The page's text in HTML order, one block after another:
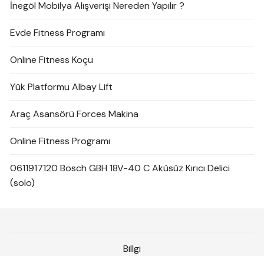
İnegöl Mobilya Alışverişi Nereden Yapılır ?
Evde Fitness Programı
Online Fitness Koçu
Yük Platformu Albay Lift
Araç Asansörü Forces Makina
Online Fitness Programı
0611917120 Bosch GBH 18V-40 C Aküsüz Kırıcı Delici
(solo)
Billgi